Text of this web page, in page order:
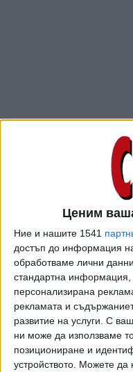
Ценим
Ние и нашите 1541
достъп до информация на
обработваме лични
стандартна информация,
персонализирана
рекламата и
развитие на услуги. С
ни може да използваме
позициониране и
устройството. Можете да
Европейската комисия
държавите от
които са без излаз на
модернизиране на
да ги убеди да се
руския петрол.
пакет от санкции
в Украйна, но
от постигане на
такива инвестиции,
добавяйки, че друга
относно предложена
имоти на руснаци.